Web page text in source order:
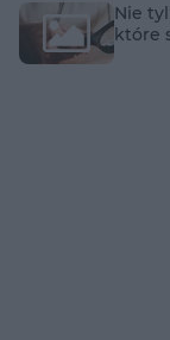
Nie
które